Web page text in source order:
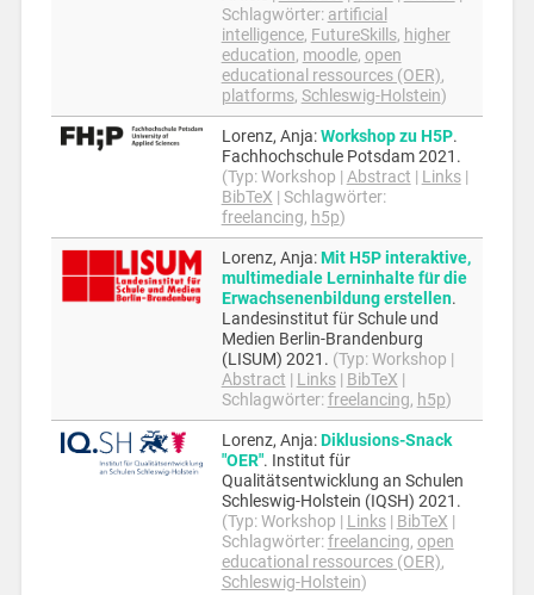
Schlagwörter: artificial
intelligence, FutureSkills, higher
education, moodle, open
educational ressources (OER),
platforms, Schleswig-Holstein)
Lorenz, Anja:Workshop zu H5P.
Fachhochschule Potsdam2021 .
(Typ:Workshop | Abstract | Links|
BibTeX | Schlagwörter:
freelancing, h5p)
Lorenz, Anja:Mit H5P interaktive,
multimediale Lerninhalte für die
Erwachsenenbildung erstellen.
Landesinstitut für Schule und
Medien Berlin-Brandenburg
(LISUM) 2021 . (Typ:Workshop |
Abstract | Links| BibTeX |
Schlagwörter:freelancing, h5p)
Lorenz, Anja:Diklusions-Snack
"OER". Institut für
Qualitätsentwicklung an Schulen
Schleswig-Holstein (IQSH) 2021 .
(Typ:Workshop | Links| BibTeX |
Schlagwörter:freelancing, open
educational ressources (OER),
Schleswig-Holstein)